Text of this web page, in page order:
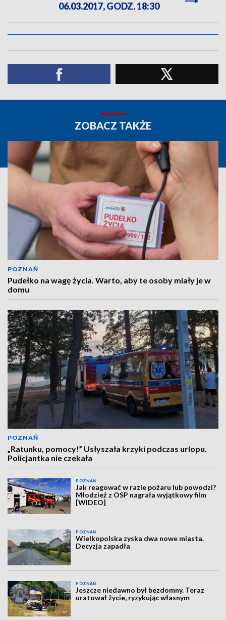
06.03.2017, GODZ. 18:30
ZOBACZ TAKŻE
POZNAŃ
Pudełko na wagę życia. Warto, aby te osoby miały je w
domu
POZNAŃ
„Ratunku, pomocy!” Usłyszała krzyki podczas urlopu.
Policjantka nie czekała
POZNAŃ
Jak reagować w razie pożaru lub powodzi?
Młodzież z OSP nagrała wyjątkowy film
[WIDEO]
POZNAŃ
Wielkopolska zyska dwa nowe miasta.
Decyzja zapadła
POZNAŃ
Jeszcze niedawno był bezdomny. Teraz
uratował życie, ryzykując własnym